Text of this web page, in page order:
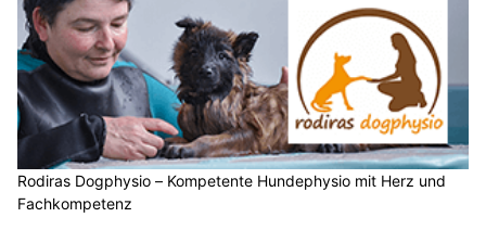
Rodiras Dogphysio – Kompetente Hundephysio mit Herz und
Fachkompetenz